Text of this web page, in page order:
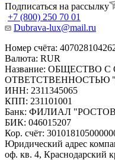
Подписаться на рассылку
+7 (800) 250 70 01
Dubrava-lux@mail.ru
Номер счёта:
Валюта: RUR
Название: ОБЩЕСТВО
ОТВЕТСТВЕННОСТЬЮ
ИНН: 2311345065
КПП: 231101001
Банк: ФИЛИАЛ
БИК: 046015207
Кор. счёт:
Юридический адрес
оф. кв. 4, Краснодарский